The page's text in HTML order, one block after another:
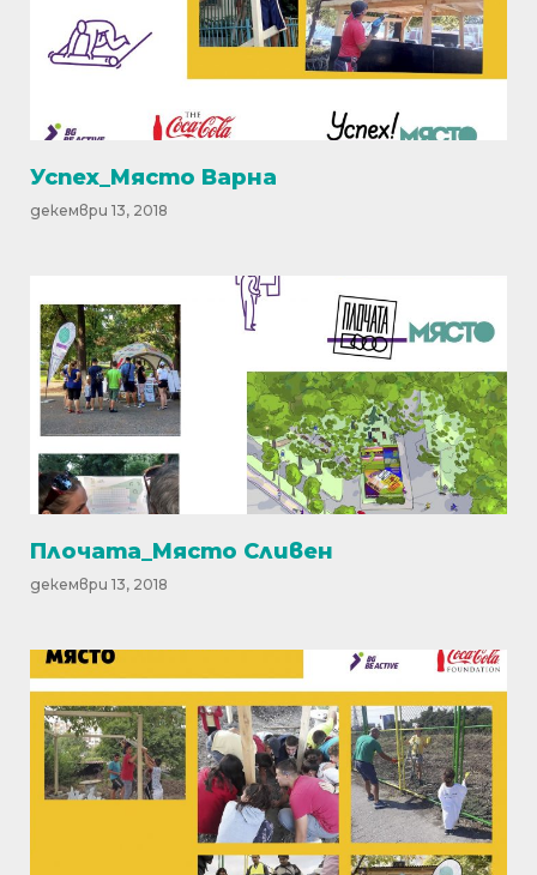
Успех_Място Варна
декември 13, 2018
Плочата_Място Сливен
декември 13, 2018